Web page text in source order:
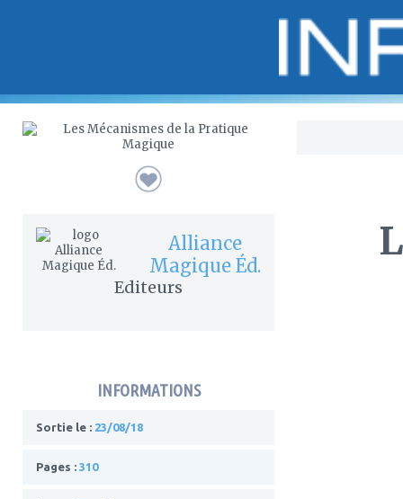
Alliance
Magique Éd.
Editeurs
INFORMATIONS
Sortie le : 23/08/18
Pages : 310